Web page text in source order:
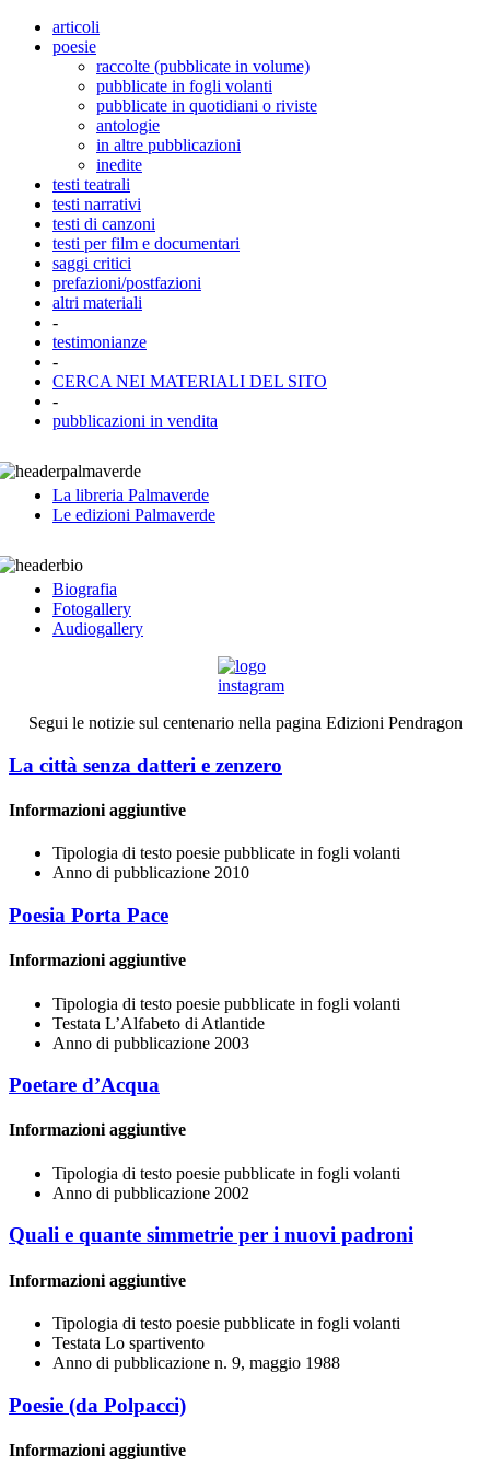
articoli
poesie
raccolte (pubblicate in volume)
pubblicate in fogli volanti
pubblicate in quotidiani o riviste
antologie
in altre pubblicazioni
inedite
testi teatrali
testi narrativi
testi di canzoni
testi per film e documentari
saggi critici
prefazioni/postfazioni
altri materiali
-
testimonianze
-
CERCA NEI MATERIALI DEL SITO
-
pubblicazioni in vendita
La libreria Palmaverde
Le edizioni Palmaverde
Biografia
Fotogallery
Audiogallery
Segui le notizie sul centenario nella pagina Edizioni Pendragon
La città senza datteri e zenzero
Informazioni aggiuntive
Tipologia di testo poesie pubblicate in fogli volanti
Anno di pubblicazione 2010
Poesia Porta Pace
Informazioni aggiuntive
Tipologia di testo poesie pubblicate in fogli volanti
Testata L’Alfabeto di Atlantide
Anno di pubblicazione 2003
Poetare d’Acqua
Informazioni aggiuntive
Tipologia di testo poesie pubblicate in fogli volanti
Anno di pubblicazione 2002
Quali e quante simmetrie per i nuovi padroni
Informazioni aggiuntive
Tipologia di testo poesie pubblicate in fogli volanti
Testata Lo spartivento
Anno di pubblicazione n. 9, maggio 1988
Poesie (da Polpacci)
Informazioni aggiuntive